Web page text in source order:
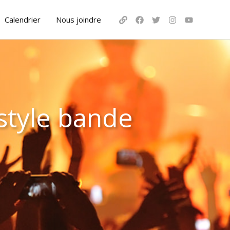
Calendrier Nous joindre
bande